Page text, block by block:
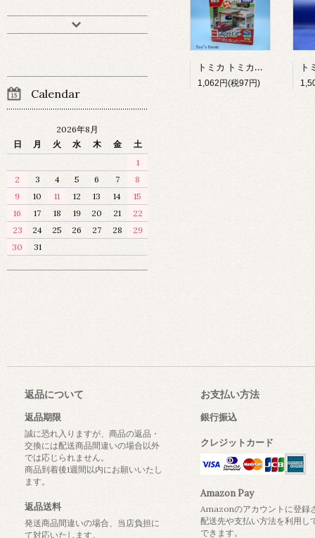
トミカ トミカタウン ガソリンスタンド ENEOS
1,062円(税97円)
Calendar
2026年8月
日
月 火 水 木 金
土
1
2
3 4 5 6 7
8
9
10 11 12 13 14
15
16
17 18 19 20 21
22
23
24 25 26 27 28
29
30
31
返品について
返品期限
誠に恐れ入りますが、商品の返品・
交換には配送商品間違いの場合以外
では応じられません。
商品到着後1週間以内にお願いいたし
ます。
返品送料
発送商品間違いの場合、当店負担に
て対応いたします。
お支払い方法
銀行振込
クレジットカード
Amazon Pay
Amazonのアカウントに登録
配送先や支払い方法を利用し
できます。